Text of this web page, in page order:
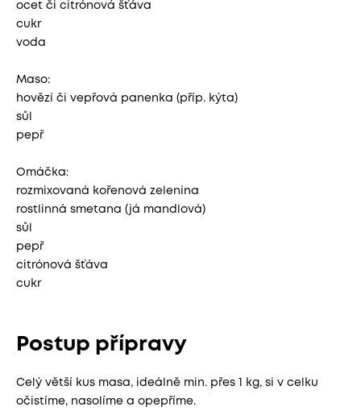
ocet či citrónová šťáva
cukr
voda
Maso:
hovězí či vepřová panenka (příp. kýta)
sůl
pepř
Omáčka:
rozmixovaná kořenová zelenina
rostlinná smetana (já mandlová)
sůl
pepř
citrónová šťáva
cukr
Postup přípravy
Celý větší kus masa, ideálně min. přes 1 kg, si v celku
očistíme, nasolíme a opepříme.